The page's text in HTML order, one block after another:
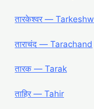
तारकेश्वर ―
ताराचंद ― Tarachand
तारक ― Tarak
ताहिर ― Tahir